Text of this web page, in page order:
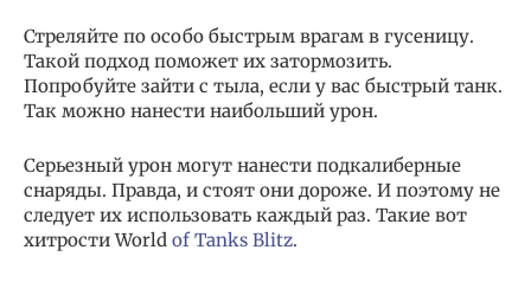
Стреляйте по особо быстрым врагам в гусеницу.
Такой подход поможет их затормозить.
Попробуйте зайти с тыла, если у вас быстрый танк.
Так можно нанести наибольший урон.
Серьезный урон могут нанести подкалиберные
снаряды. Правда, и стоят они дороже. И поэтому не
следует их использовать каждый раз. Такие вот
хитрости World of Tanks Blitz.